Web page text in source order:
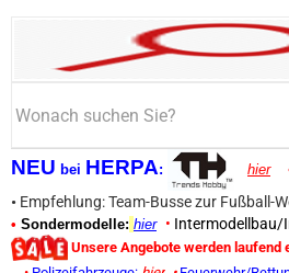
NEU bei HERPA: hier
• Empfehlung: Team-Busse zur Fußball-
• Sondermodelle: hier • Intermodellbau/
Unsere Angebote werden laufend